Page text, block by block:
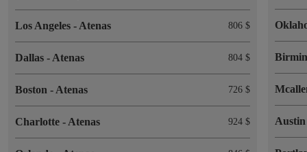
Los Angeles - Atenas 806 $
Dallas - Atenas 804 $
Boston - Atenas 726 $
Charlotte - Atenas 924 $